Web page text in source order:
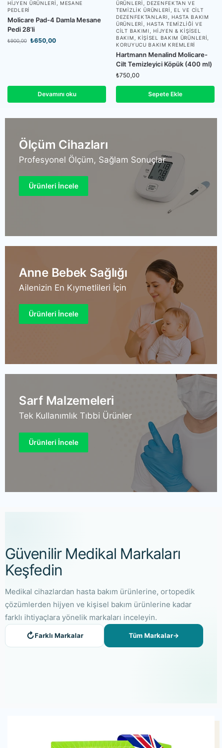
HIJYEN ÜRÜNLERI
MESANE
PEDLERI
Molicare Pad-4 Damla Mesane
Pedi 28’li
₺900,00 ₺650,00
Devamını oku
ÜRÜNLERI
DEZENFEKTAN VE
TEMIZLIK ÜRÜNLERI
EL VE CILT
DEZENFEKTANLARI
HASTA BAKIM
ÜRÜNLERI
HASTA TEMIZLIĞI VE
CILT BAKIMI
HIJYEN & KIŞISEL
BAKIM
KIŞISEL BAKIM ÜRÜNLERI
KORUYUCU BAKIM KREMLERI
Hartmann Menalind Molicare-
Cilt Temizleyici Köpük (400 ml)
₺750,00
Sepete Ekle
Ölçüm Cihazları
Profesyonel Ölçüm, Sağlam Sonuçlar
Ürünleri İncele
Anne Bebek Sağlığı
Ailenizin En Kıymetlileri İçin
Ürünleri İncele
Sarf Malzemeleri
Tek Kullanımlık Tıbbi Ürünler
Ürünleri İncele
Güvenilir Medikal Markaları
Keşfedin
Medikal cihazlardan hasta bakım ürünlerine, ortopedik
çözümlerden hijyen ve kişisel bakım ürünlerine kadar
farklı ihtiyaçlara yönelik markaları inceleyin.
↻Farklı Markalar Tüm Markalar→